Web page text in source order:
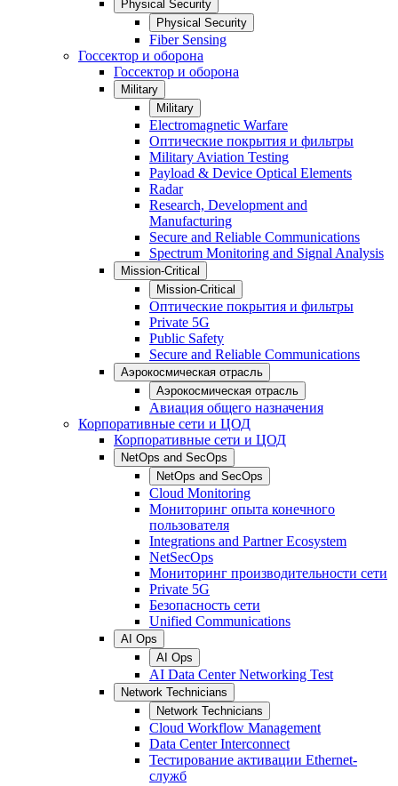
Physical Security
Physical Security
Fiber Sensing
Госсектор и оборона
Госсектор и оборона
Military
Military
Electromagnetic Warfare
Оптические покрытия и фильтры
Military Aviation Testing
Payload & Device Optical Elements
Radar
Research, Development and
Manufacturing
Secure and Reliable Communications
Spectrum Monitoring and Signal Analysis
Mission-Critical
Mission-Critical
Оптические покрытия и фильтры
Private 5G
Public Safety
Secure and Reliable Communications
Аэрокосмическая отрасль
Аэрокосмическая отрасль
Авиация общего назначения
Корпоративные сети и ЦОД
Корпоративные сети и ЦОД
NetOps and SecOps
NetOps and SecOps
Cloud Monitoring
Мониторинг опыта конечного
пользователя
Integrations and Partner Ecosystem
NetSecOps
Мониторинг производительности сети
Private 5G
Безопасность сети
Unified Communications
AI Ops
AI Ops
AI Data Center Networking Test
Network Technicians
Network Technicians
Cloud Workflow Management
Data Center Interconnect
Тестирование активации Ethernet-
служб